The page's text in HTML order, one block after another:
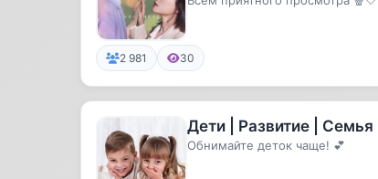
2 981 30
Дети | Развитие | Семья
Обнимайте деток чаще! 💕